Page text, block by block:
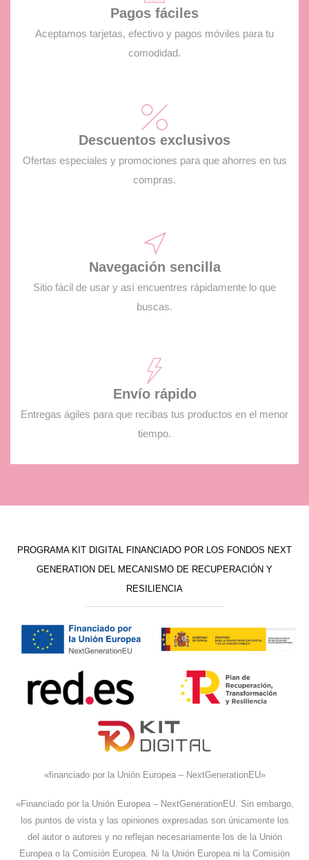
Pagos fáciles
Aceptamos tarjetas, efectivo y pagos móviles para tu
comodidad.
Descuentos exclusivos
Ofertas especiales y promociones para que ahorres en tus
compras.
Navegación sencilla
Sitio fácil de usar y así encuentres rápidamente lo que
buscas.
Envío rápido
Entregas ágiles para que recibas tus productos en el menor
tiempo.
PROGRAMA KIT DIGITAL FINANCIADO POR LOS FONDOS NEXT
GENERATION DEL MECANISMO DE RECUPERACIÓN Y
RESILIENCIA
«financiado por la Unión Europea – NextGenerationEU»
«Financiado por la Unión Europea – NextGenerationEU. Sin embargo,
los puntos de vista y las opiniones expresadas son únicamente los
del autor o autores y no reflejan necesariamente los de la Unión
Europea o la Comisión Europea. Ni la Unión Europea ni la Comisión